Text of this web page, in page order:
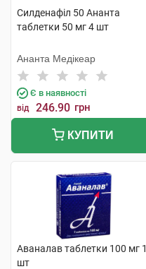
Силденафіл 50 Ананта
таблетки 50 мг 4 шт
Ананта Медікеар
Є в наявності
від 246.90 грн
КУПИТИ
Аваналав таблетки 100 мг 1
шт